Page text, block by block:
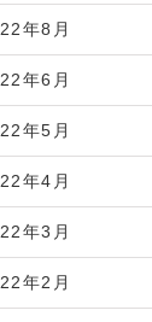
年8月
年6月
年5月
年4月
年3月
年2月